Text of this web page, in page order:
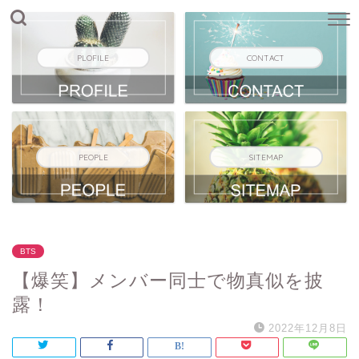
PLOFILE CONTACT
PEOPLE SITEMAP
BTS
【爆笑】メンバー同士で物真似を披
露！
2022年12月8日